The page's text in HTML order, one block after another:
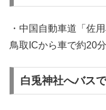
・中国自動車道「佐
鳥取ICから車で約20
白兎神社へバス